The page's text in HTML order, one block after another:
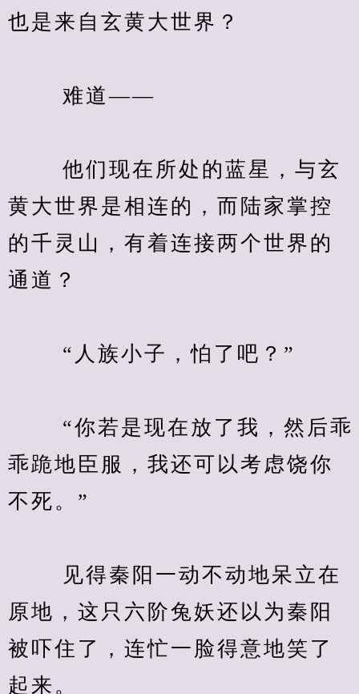
也是来自玄黄大世界？
难道——
他们现在所处的蓝星，与玄
黄大世界是相连的，而陆家掌控
的千灵山，有着连接两个世界的
通道？
“人族小子，怕了吧？”
“你若是现在放了我，然后乖
乖跪地臣服，我还可以考虑饶你
不死。”
见得秦阳一动不动地呆立在
原地，这只六阶兔妖还以为秦阳
被吓住了，连忙一脸得意地笑了
起来。